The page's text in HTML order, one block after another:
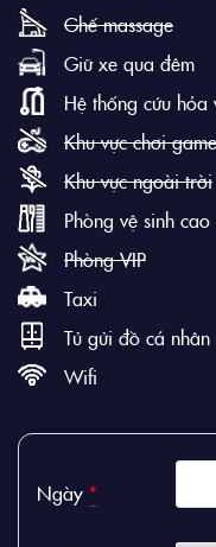
Ghế massage
Giữ xe qua đêm
Hệ thống cứu hỏa
Khu vực chơi game
Khu vực ngoài trời
Phòng vệ sinh
Phòng VIP
Taxi
Tủ gửi đồ cá nhân
Wifi
Ngày *